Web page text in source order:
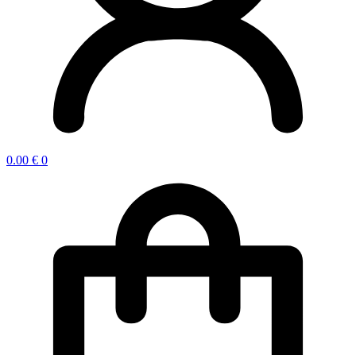
0.00 € 0